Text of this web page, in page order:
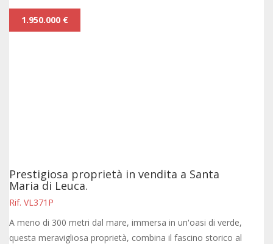
1.950.000 €
Prestigiosa proprietà in vendita a Santa
Maria di Leuca.
Rif. VL371P
A meno di 300 metri dal mare, immersa in un'oasi di verde,
questa meravigliosa proprietà, combina il fascino storico al